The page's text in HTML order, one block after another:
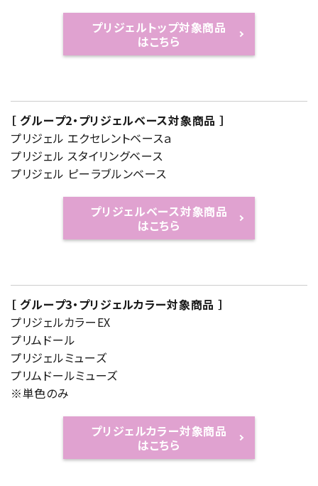
プリジェルトップ対象商品
はこちら
［ グループ2・プリジェルベース対象商品 ］
プリジェル エクセレントベースａ
プリジェル スタイリングベース
プリジェル ピーラブルンベース
プリジェルベース対象商品
はこちら
［ グループ3・プリジェルカラー対象商品 ］
プリジェルカラーEX
プリムドール
プリジェルミューズ
プリムドールミューズ
※単色のみ
プリジェルカラー対象商品
はこちら